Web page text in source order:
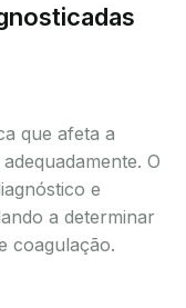
que afeta a
O
e
a determinar
coagulação.